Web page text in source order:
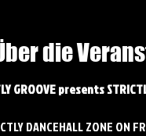
die
GROOVE presents
DANCEHALL ZONE